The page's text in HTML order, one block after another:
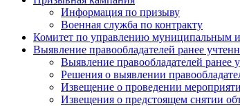
Информация по призыву
Военная служба по контракту
Комитет по управлению муниципальным
Выявление правообладателей ранее
Выявление правообладателей ранее
Решения о выявлении
Извещение о проведении
Извещения о предстоящем снятии